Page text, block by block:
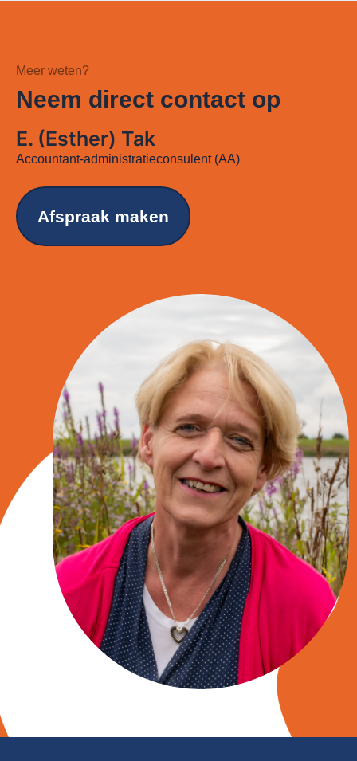
Meer weten?
Neem direct contact op
E. (Esther) Tak
Accountant-administratieconsulent (AA)
Afspraak maken